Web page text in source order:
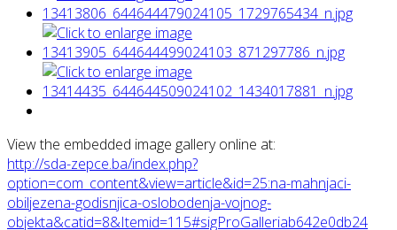
View the embedded image gallery online at:
http://sda-zepce.ba/index.php?
option=com_content&view=article&id=25:na-mahnjaci-
obiljezena-godisnjica-oslobodenja-vojnog-
objekta&catid=8&Itemid=115#sigProGalleriab642e0db24